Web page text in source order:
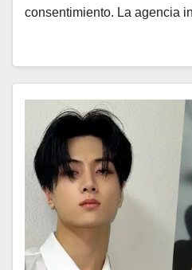
consentimiento. La agencia